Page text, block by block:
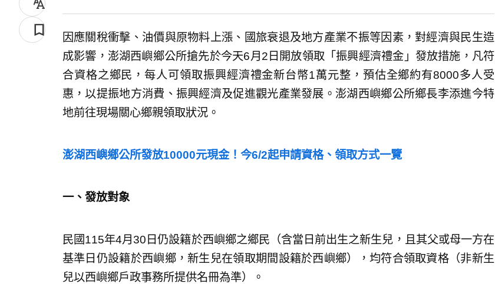
因應關稅衝擊、油價與原物料上漲、國旅衰退及地方產業不振等因素，對經濟與民生造
成影響，澎湖西嶼鄉公所搶先於今天6月2日開放領取「振興經濟禮金」發放措施，凡符
合資格之鄉民，每人可領取振興經濟禮金新台幣1萬元整，預估全鄉約有8000多人受
惠，以提振地方消費、振興經濟及促進觀光產業發展。澎湖西嶼鄉公所鄉長李添進今特
地前往現場關心鄉親領取狀況。
澎湖西嶼鄉公所發放10000元現金！今6/2起申請資格、領取方式一覽
一、發放對象
民國115年4月30日仍設籍於西嶼鄉之鄉民（含當日前出生之新生兒，且其父或母一方在
基準日仍設籍於西嶼鄉，新生兒在領取期間設籍於西嶼鄉），均符合領取資格（非新生
兒以西嶼鄉戶政事務所提供名冊為準）。